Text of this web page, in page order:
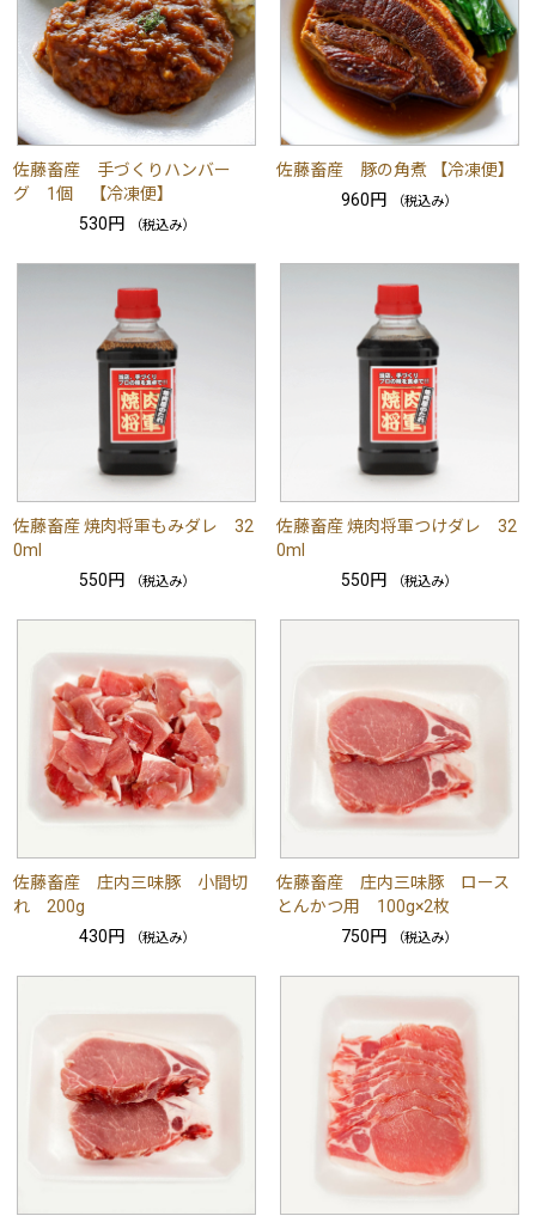
佐藤畜産 手づくりハンバー
グ 1個 【冷凍便】
530円
（税込み）
佐藤畜産 豚の角煮 【冷凍便】
960円
（税込み）
佐藤畜産 焼肉将軍もみダレ 32
0ml
550円
（税込み）
佐藤畜産 焼肉将軍つけダレ 32
0ml
550円
（税込み）
佐藤畜産 庄内三味豚 小間切
れ 200g
430円
（税込み）
佐藤畜産 庄内三味豚 ロース
とんかつ用 100g×2枚
750円
（税込み）